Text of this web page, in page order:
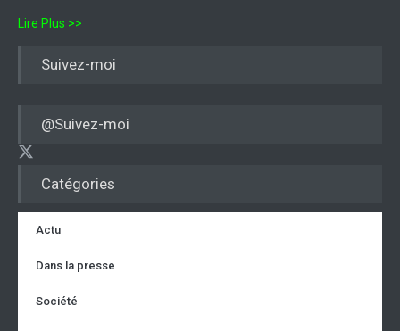
Catégories
Actu
Dans la presse
Société
Lire Plus >>
Suivez-moi
@Suivez-moi